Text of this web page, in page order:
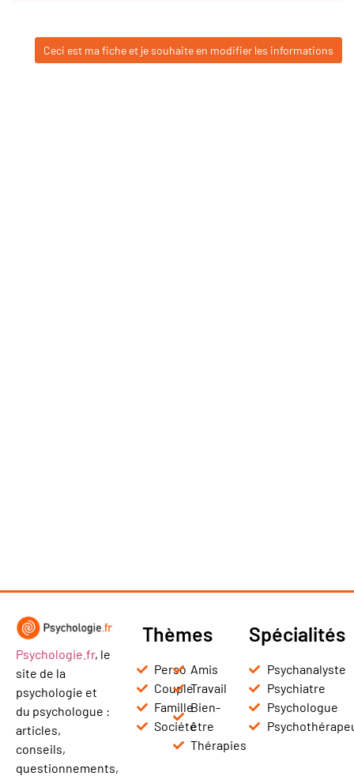
Ceci est ma fiche et je souhaite en modifier les informations
Psychologie.fr, le
site de la
psychologie et
du psychologue :
articles,
conseils,
questionnements,
Thèmes
Perso
Couple
Famille
Société
Amis
Travail
Bien-
être
Thérapies
Spécialités
Psychanalyste
Psychiatre
Psychologue